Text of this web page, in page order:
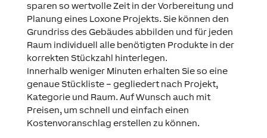
sparen so wertvolle Zeit in der Vorbereitung und
Planung eines Loxone Projekts. Sie können den
Grundriss des Gebäudes abbilden und für jeden
Raum individuell alle benötigten Produkte in der
korrekten Stückzahl hinterlegen.
Innerhalb weniger Minuten erhalten Sie so eine
genaue Stückliste – gegliedert nach Projekt,
Kategorie und Raum. Auf Wunsch auch mit
Preisen, um schnell und einfach einen
Kostenvoranschlag erstellen zu können.